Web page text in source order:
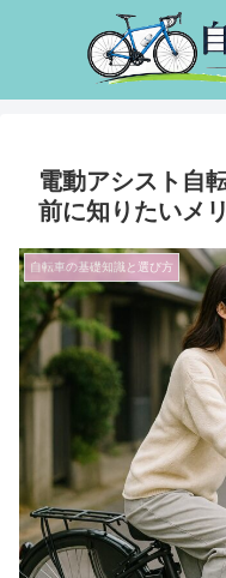
電動アシスト自
前に知りたいメ
自転車の基礎知識と選び方